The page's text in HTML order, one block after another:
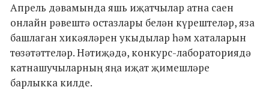
Апрель дәвамында яшь иҗатчылар атна саен
онлайн рәвештә остазлары белән күрештеләр, яза
башлаган хикәяләрен укыдылар һәм хаталарын
төзәтәттеләр. Нәтиҗәдә, конкурс-лабораториядә
катнашучыларның яңа иҗат җимешләре
барлыкка килде.